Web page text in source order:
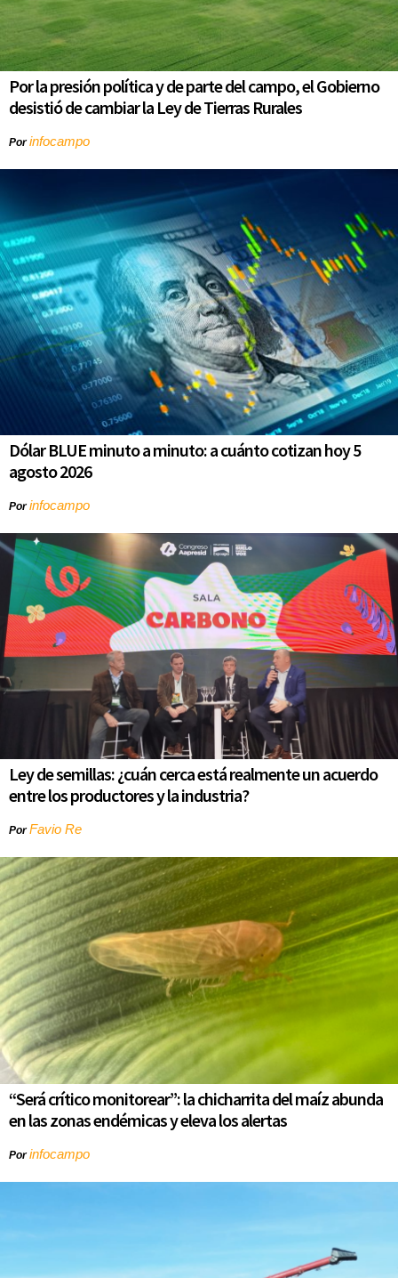
Por la presión política y de parte del campo, el Gobierno
desistió de cambiar la Ley de Tierras Rurales
Porinfocampo
Dólar BLUE minuto a minuto: a cuánto cotizan hoy 5
agosto 2026
Porinfocampo
Ley de semillas: ¿cuán cerca está realmente un acuerdo
entre los productores y la industria?
PorFavio Re
“Será crítico monitorear”: la chicharrita del maíz abunda
en las zonas endémicas y eleva los alertas
Porinfocampo